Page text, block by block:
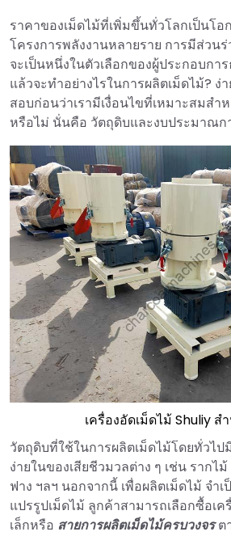
ราคาของเม็ดไม้ที่เพิ่มขึ้นทั่วโลกเป็นโ
โครงการพลังงานหลายราย การมีส่วน
จะเป็นหนึ่งในตัวเลือกของผู้ประกอบกา
แล้วจะทำอย่างไรในการผลิตเม็ดไม้? ง่
สอบก่อนว่าเรามีเงื่อนไขที่เหมาะสมสำ
หรือไม่ นั่นคือ วัตถุดิบและงบประมาณ
เครื่องอัดเม็ดไม้ Shuliy ส
วัตถุดิบที่ใช้ในการผลิตเม็ดไม้โดยทั่วไ
ง่ายในของเสียชีวมวลต่าง ๆ เช่น รากไ
ฟาง ฯลฯ นอกจากนี้ เพื่อผลิตเม็ดไม้ จำ
แปรรูปเม็ดไม้ ลูกค้าสามารถเลือกซื้อเ
เล็กหรือ สายการผลิตเม็ดไม้ครบวงจรต